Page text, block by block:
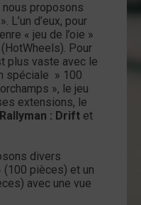
nous proposons
L’un d’eux, pour
« jeu de l’oie »
Pour
plus vaste avec le
spéciale » 100
», le jeu
extensions, le
Rallyman : Drift et
divers
pièces) et un
avec une vue